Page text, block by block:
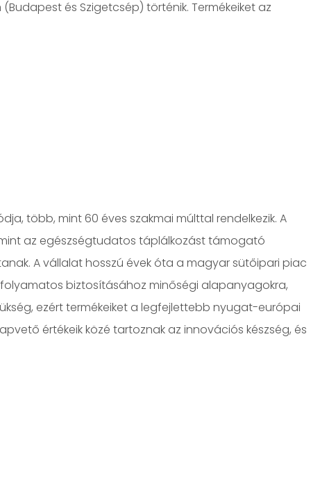
és Szigetcsép) történik. Termékeiket az
több, mint 60 éves szakmai múlttal rendelkezik. A
az egészségtudatos táplálkozást támogató
A vállalat hosszú évek óta a magyar sütőipari piac
biztosításához minőségi alapanyagokra,
ezért termékeiket a legfejlettebb nyugat-európai
értékeik közé tartoznak az innovációs készség, és